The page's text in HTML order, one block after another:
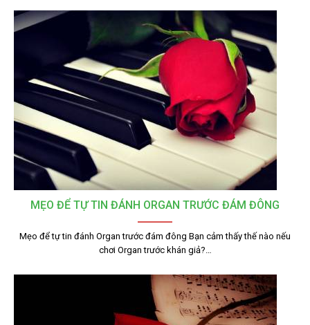
MẸO ĐỂ TỰ TIN ĐÁNH ORGAN TRƯỚC ĐÁM ĐÔNG
Mẹo để tự tin đánh Organ trước đám đông Bạn cảm thấy thế nào nếu
chơi Organ trước khán giả?…